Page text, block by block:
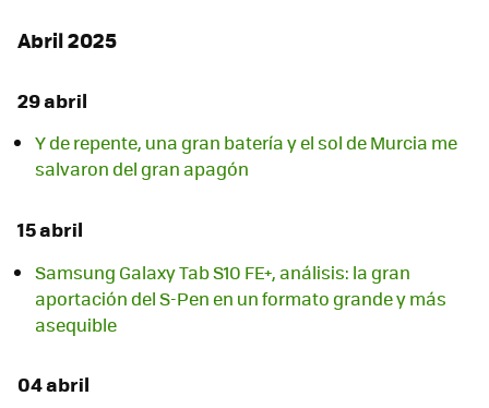
Abril 2025
29 abril
Y de repente, una gran batería y el sol de Murcia me
salvaron del gran apagón
15 abril
Samsung Galaxy Tab S10 FE+, análisis: la gran
aportación del S-Pen en un formato grande y más
asequible
04 abril